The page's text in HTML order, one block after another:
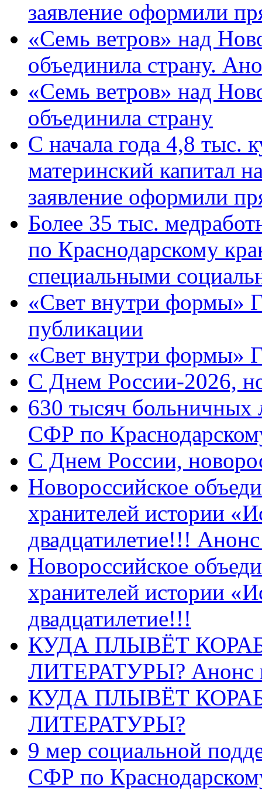
заявление оформили
«Семь ветров» над
объединила страну.
«Семь ветров» над
объединила страну
С начала года 4,8 тыс.
материнский капитал
заявление оформили
Более 35 тыс.
по Краснодарскому
специальными
«Свет внутри формы»
публикации
«Свет внутри формы»
C Днем России-2026,
630 тысяч больничных
СФР по
C Днем России,
Новороссийское
хранителей истории
двадцатилетие!!!
Новороссийское
хранителей истории
двадцатилетие!!!
КУДА ПЛЫВЁТ
ЛИТЕРАТУРЫ? Анонс
КУДА ПЛЫВЁТ
ЛИТЕРАТУРЫ?
9 мер социальной
СФР по